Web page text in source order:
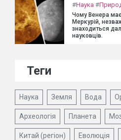
#Наука #
Чому Венера
Меркурій,
знаходиться
науковців.
Теги
Наука Земля Вода
Археологія Планета
Китай (регіон) Еволюція